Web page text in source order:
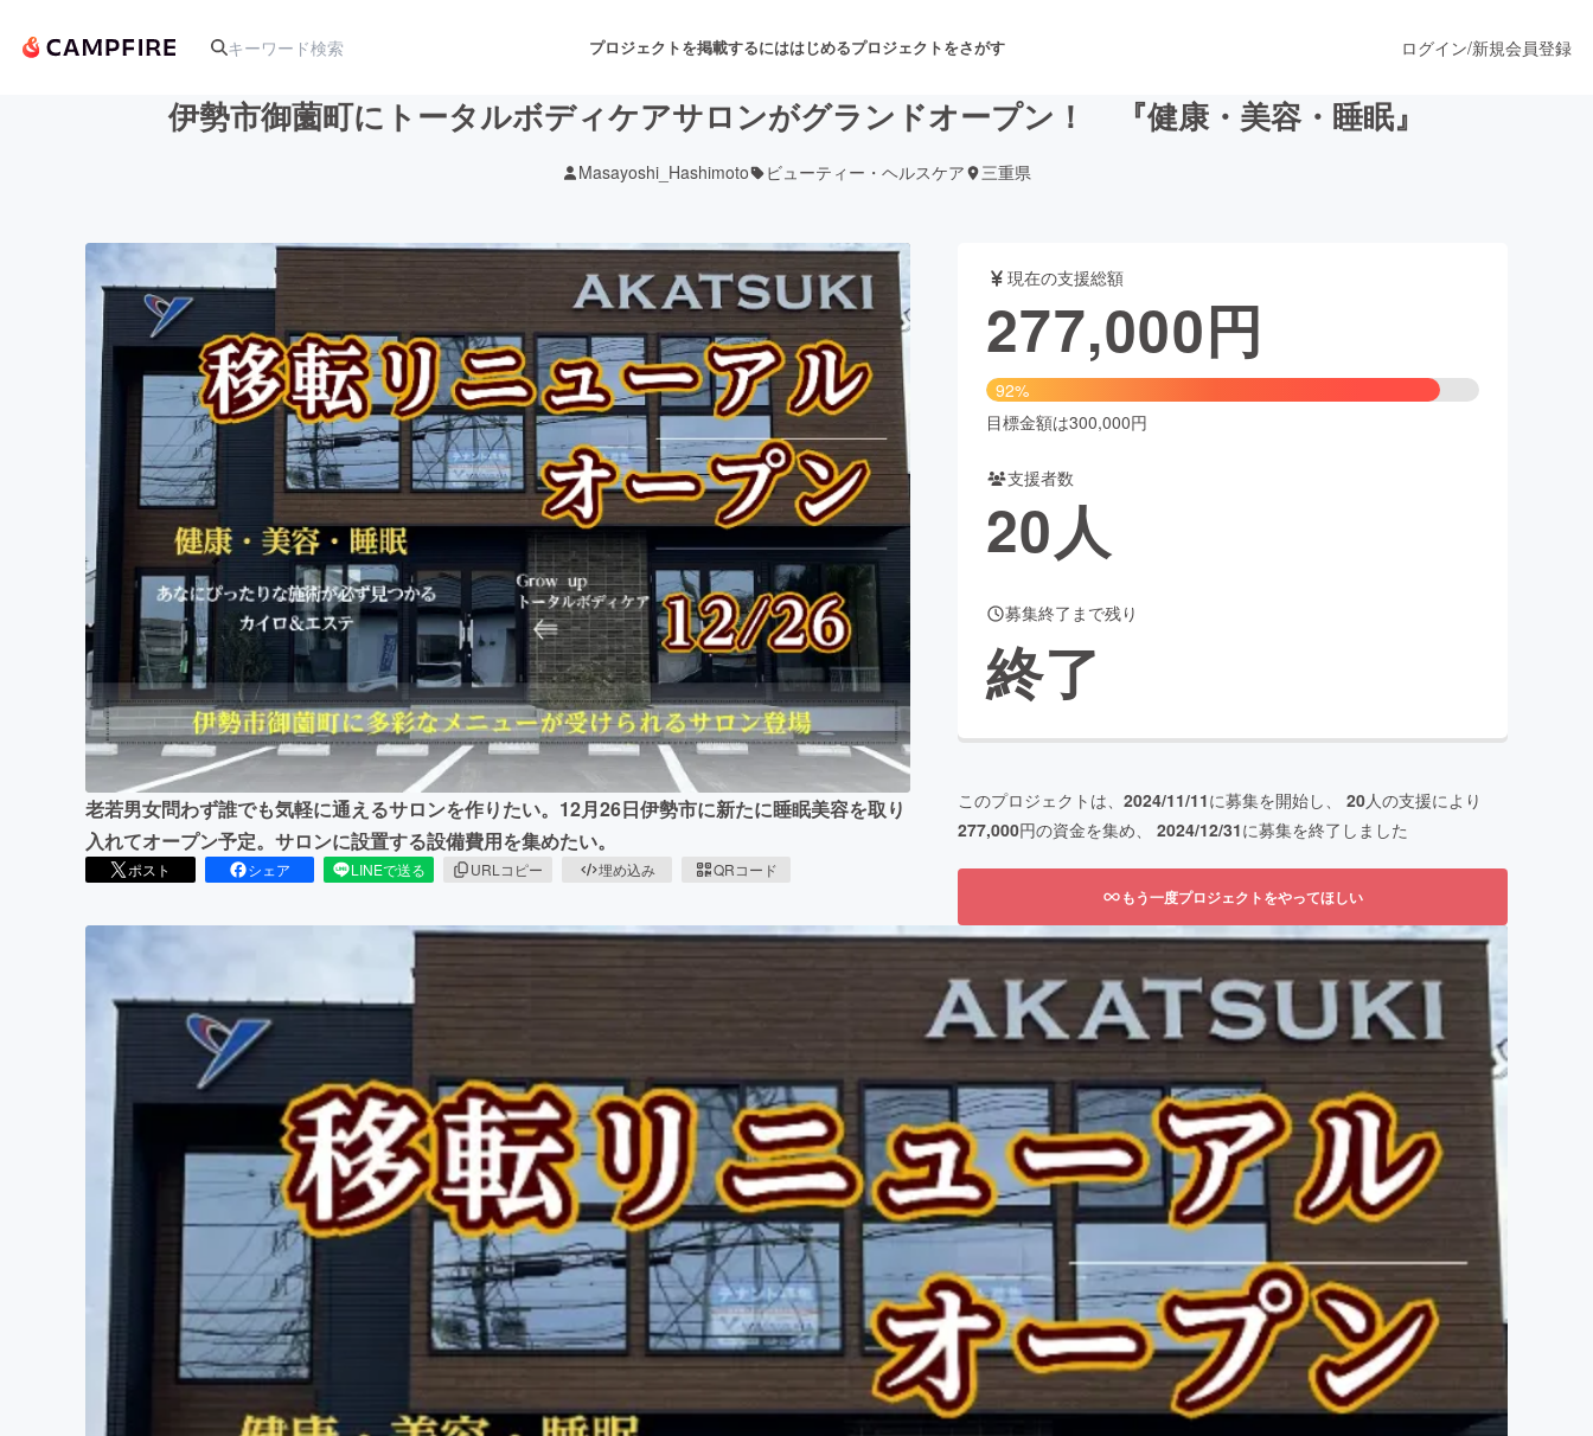
プロジェクトを掲載するにははじめるプロジェクトをさがす
アート・写真 音楽 舞台・パフォーマンス
テクノロジー・ガジェット ゲーム・サービス開発 フード・飲食店 ファッション
映像・映画 書籍・雑誌出版 アニメ・漫画
ビジネス・起業 チャレンジ ビューティー・ヘルスケア
まちづくり・地域活性化
CAMPFIRE for Social GoodCAMPFIRE Creation
CAMPFIREふるさと納税machi-ya
ログイン/新規会員登録
伊勢市御薗町にトータルボディケアサロンがグランドオープン！ 『健康・美容・睡眠』
Masayoshi_Hashimoto ビューティー・ヘルスケア 三重県
老若男女問わず誰でも気軽に通えるサロンを作りたい。12月26日伊勢市に新たに睡眠美容を取り
入れてオープン予定。サロンに設置する設備費用を集めたい。
ポスト シェア LINEで送る URLコピー 埋め込み QRコード
現在の支援総額
277,000円
92%
目標金額は300,000円
支援者数
20人
募集終了まで残り
終了
このプロジェクトは、 2024/11/11に募集を開始し、 20人の支援により
277,000円の資金を集め、 2024/12/31に募集を終了しました
もう一度プロジェクトをやってほしい